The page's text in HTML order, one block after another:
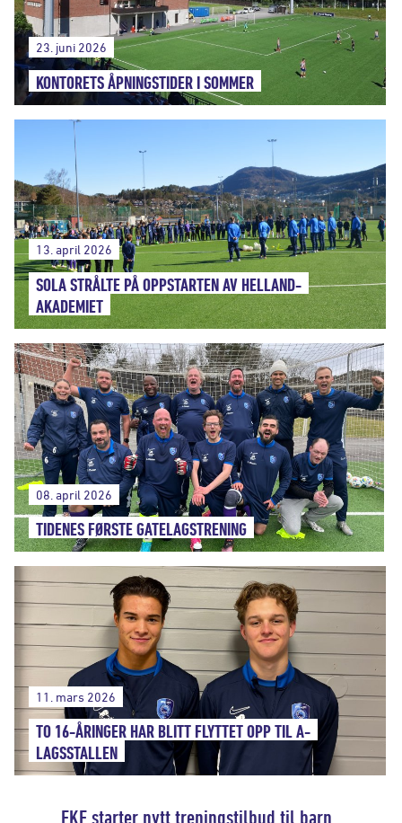
23. juni 2026
KONTORETS ÅPNINGSTIDER I SOMMER
13. april 2026
SOLA STRÅLTE PÅ OPPSTARTEN AV HELLAND-
AKADEMIET
08. april 2026
TIDENES FØRSTE GATELAGSTRENING
11. mars 2026
TO 16-ÅRINGER HAR BLITT FLYTTET OPP TIL A-
LAGSSTALLEN
FKF starter nytt treningstilbud til barn